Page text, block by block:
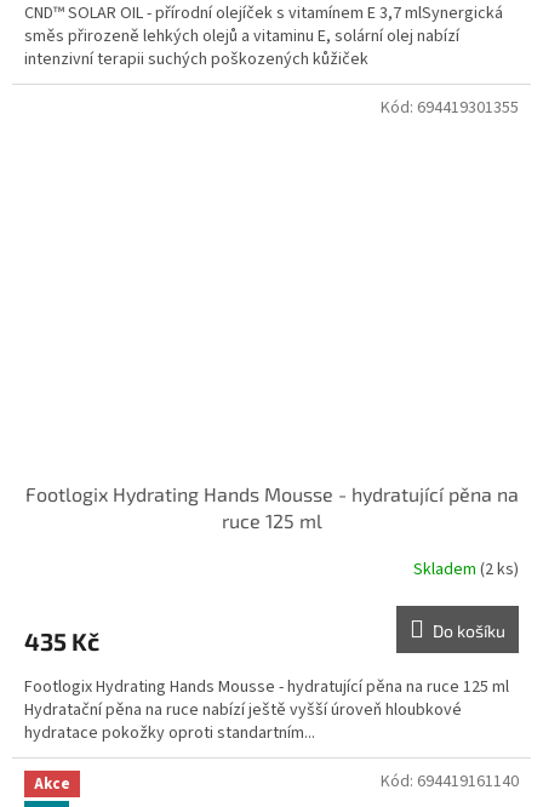
CND™ SOLAR OIL - přírodní olejíček s vitamínem E 3,7 mlSynergická
směs přirozeně lehkých olejů a vitaminu E, solární olej nabízí
intenzivní terapii suchých poškozených kůžiček
Footlogix Hydrating Hands Mousse - hydratující pěna na
ruce 125 ml
Skladem (2 ks)
435 Kč Do košíku
Footlogix Hydrating Hands Mousse - hydratující pěna na ruce 125 ml
Hydratační pěna na ruce nabízí ještě vyšší úroveň hloubkové
hydratace pokožky oproti standartním...
Kód: 694419301355
Akce
Kód: 694419161140